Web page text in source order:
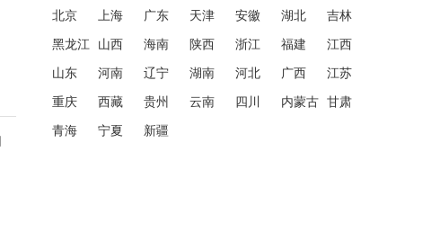
北京 上海 广东 天津 安徽 湖北 吉林
黑龙江 山西 海南 陕西 浙江 福建 江西
山东 河南 辽宁 湖南 河北 广西 江苏
重庆 西藏 贵州 云南 四川 内蒙古 甘肃
青海 宁夏 新疆